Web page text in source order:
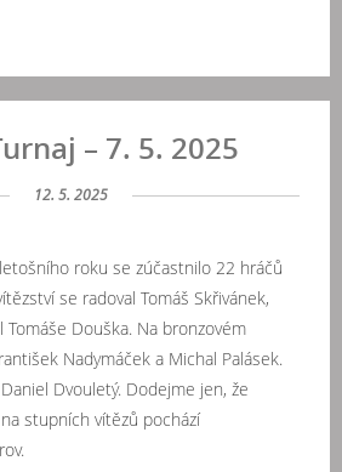
– 7. 5. 2025
12. 5. 2025
roku se zúčastnilo 22 hráčů
se radoval Tomáš Skřivánek,
Douška. Na bronzovém
Nadymáček a Michal Palásek.
Dvouletý. Dodejme jen, že
stupních vítězů pochází